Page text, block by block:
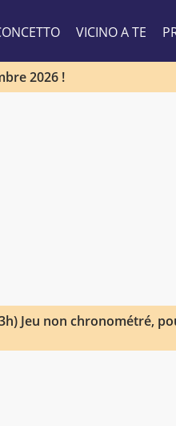
VICINO A TE
2026 !
Jeu non chronométré,